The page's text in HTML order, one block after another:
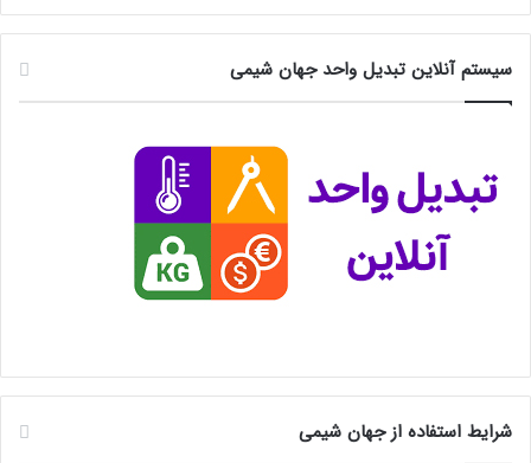
سیستم آنلاین تبدیل واحد جهان شیمی
شرایط استفاده از جهان شیمی